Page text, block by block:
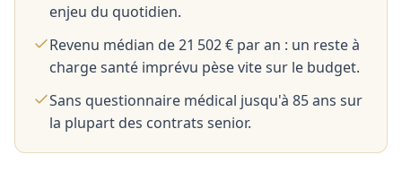
enjeu du quotidien.
Revenu médian de 21 502 € par an : un reste à
charge santé imprévu pèse vite sur le budget.
Sans questionnaire médical jusqu'à 85 ans sur
la plupart des contrats senior.